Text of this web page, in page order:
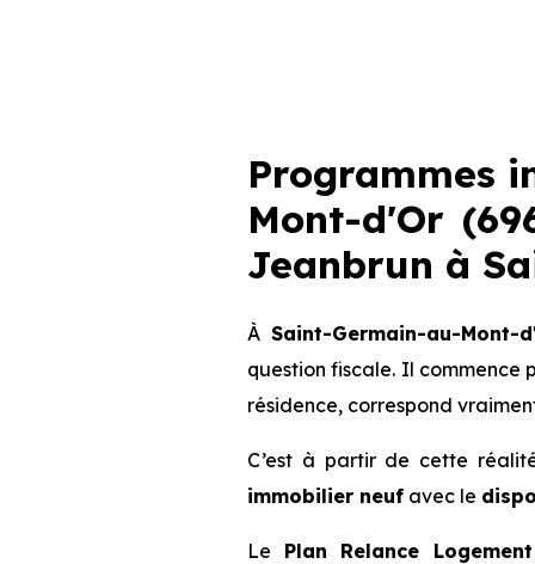
Programmes
Mont-d'Or
Jeanbrun à
ÀSaint-Germain-au-Mont-
question fiscale. Il commence
résidence, correspond
C’est à partir de cette
immobilier neuf avec le
Le Plan Relance